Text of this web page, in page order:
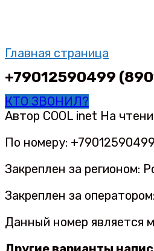
Главная страница
+79012590499
КТО ЗВОНИЛ?
Автор COOL inet На
По номеру:
Закреплен за регионом:
Закреплен за
Данный номер является